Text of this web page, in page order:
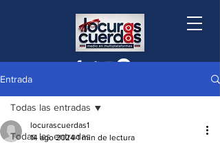
Entrada
Todas las entradas
Todas las entradas
locurascuerdas1
14 ago 2024 1 min de lectura